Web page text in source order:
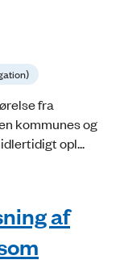
fra
kommunes og
opl...
af